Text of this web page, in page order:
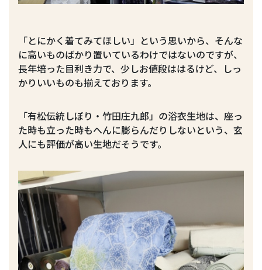
「とにかく着てみてほしい」という思いから、そんな
に高いものばかり置いているわけではないのですが、
長年培った目利き力で、少しお値段ははるけど、しっ
かりいいものも揃えております。
「有松伝統しぼり・竹田庄九郎」の浴衣生地は、座っ
た時も立った時もへんに膨らんだりしないという、玄
人にも評価が高い生地だそうです。